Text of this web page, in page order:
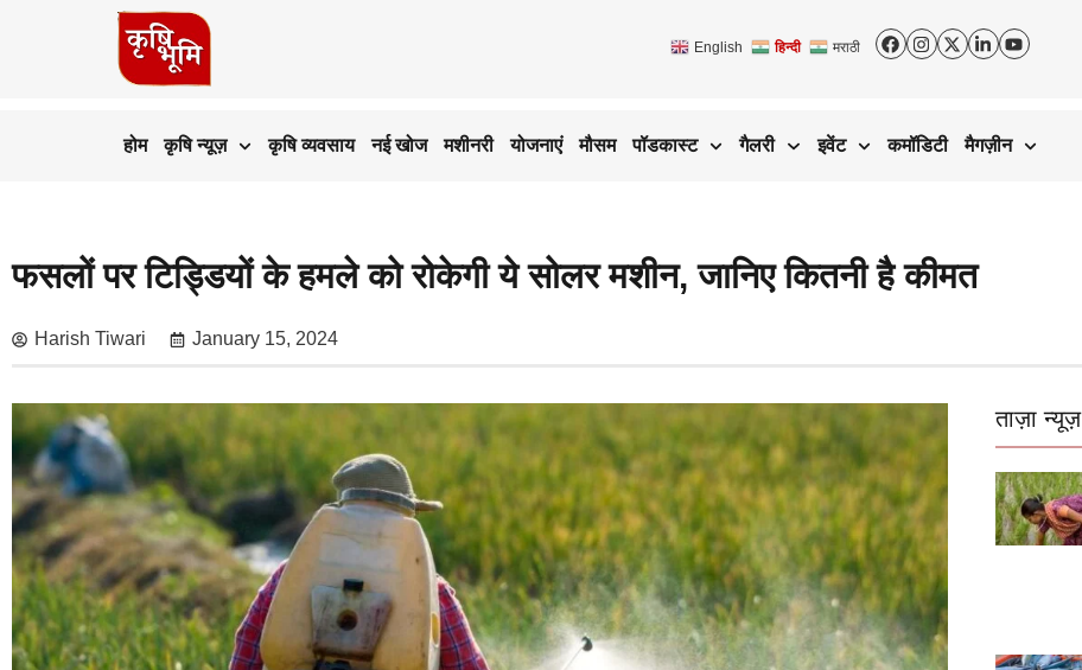
English हिन्दी मराठी
होम कृषि न्यूज़ कृषि व्यवसाय नई खोज मशीनरी योजनाएं मौसम पॉडकास्ट गैलरी इवेंट कमॉडिटी मैगज़ीन
फसलों पर टिड्डियों के हमले को रोकेगी ये सोलर मशीन, जानिए कितनी है कीमत
Harish Tiwari January 15, 2024
ताज़ा न्यूज़